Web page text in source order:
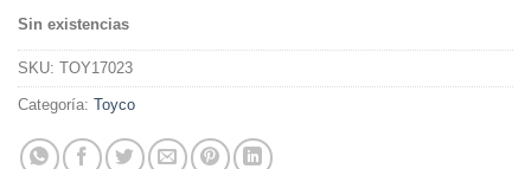
Sin existencias
SKU: TOY17023
Categoría: Toyco